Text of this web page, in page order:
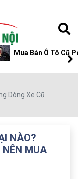
Mua Bán Ô Tô Cũ
Dòng Xe Cũ
NÀO?
NÊN MUA